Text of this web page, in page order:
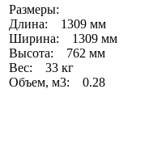
Размеры:
Длина: 1309 мм
Ширина: 1309 мм
Высота: 762 мм
Вес: 33 кг
Объем, м3: 0.28